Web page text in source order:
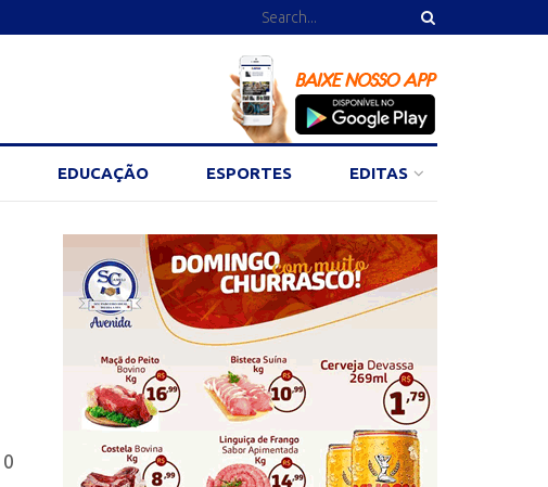
EDUCAÇÃO ESPORTES EDITAS
0